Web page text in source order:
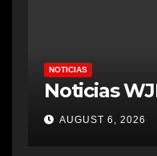
NOTICIAS
Noticias
AUGUST 6, 2026